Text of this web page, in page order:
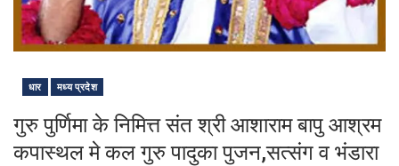
धार मध्य प्रदेश
गुरु पुर्णिमा के निमित्त संत श्री आशाराम बापु आश्रम
कपास्थल मे कल गुरु पादुका पुजन,सत्संग व भंडारा